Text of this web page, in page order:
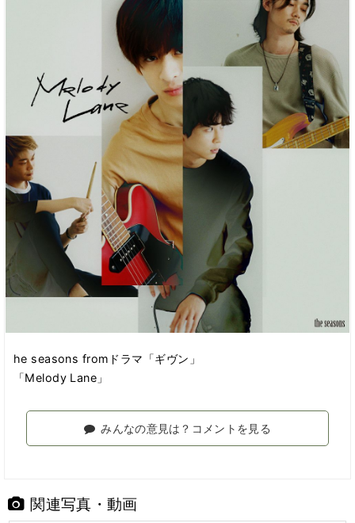
he seasons fromドラマ「ギヴン」
「Melody Lane」
みんなの意見は？コメントを見る
関連写真・動画